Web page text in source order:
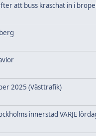
att buss kraschat in i
2025 (Västtrafik)
innerstad VARJE